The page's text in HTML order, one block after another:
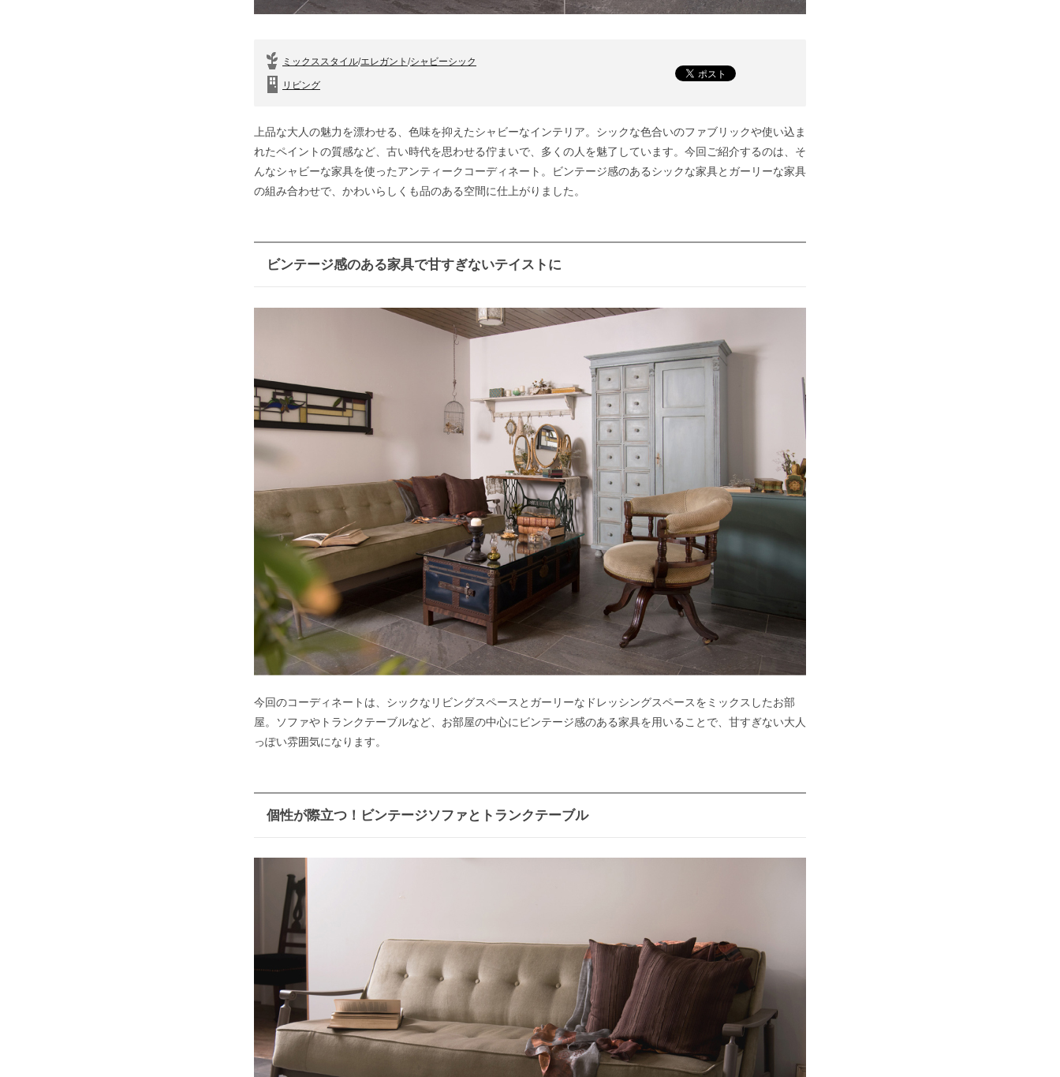
ミックススタイル/エレガント /シャビーシック
リビング
上品な大人の魅力を漂わせる、色味を抑えたシャビーなインテリア。シックな色合いのファブリックや使い込ま
れたペイントの質感など、古い時代を思わせる佇まいで、多くの人を魅了しています。今回ご紹介するのは、そ
んなシャビーな家具を使ったアンティークコーディネート。ビンテージ感のあるシックな家具とガーリーな家具
の組み合わせで、かわいらしくも品のある空間に仕上がりました。
ビンテージ感のある家具で甘すぎないテイストに
今回のコーディネートは、シックなリビングスペースとガーリーなドレッシングスペースをミックスしたお部
屋。ソファやトランクテーブルなど、お部屋の中心にビンテージ感のある家具を用いることで、甘すぎない大人
っぽい雰囲気になります。
個性が際立つ！ビンテージソファとトランクテーブル